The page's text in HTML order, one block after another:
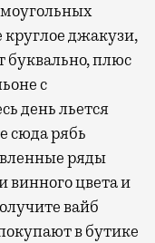
круглое джакузи,
буквально, плюс
с
день льется
сюда рябь
ряды
винного цвета и
вайб
в бутике